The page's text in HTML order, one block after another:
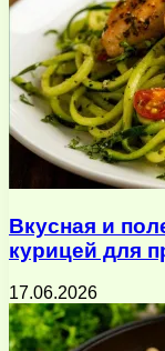
Вкусная и
курицей для
17.06.2026